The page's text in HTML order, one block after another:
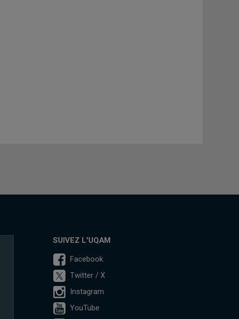
SUIVEZ L'UQAM
Facebook
Twitter / X
Instagram
YouTube